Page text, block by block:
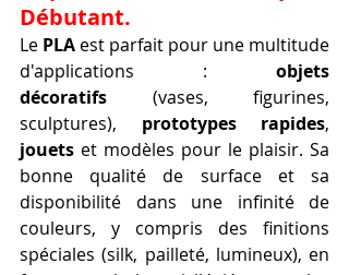
Débutant.
Le PLA est parfait pour une multitude
d'applications : objets
décoratifs (vases, figurines,
sculptures), prototypes rapides
jouets et modèles pour le plaisir. Sa
bonne qualité de surface et sa
disponibilité dans une infinité de
couleurs, y compris des finitions
spéciales (silk, pailleté, lumineux), en